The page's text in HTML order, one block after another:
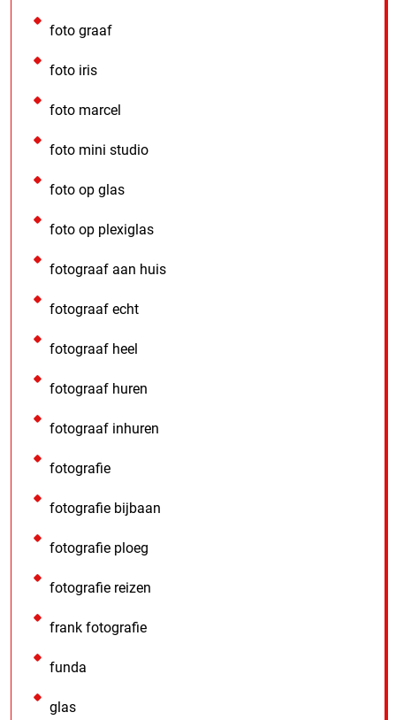
foto graaf
foto iris
foto marcel
foto mini studio
foto op glas
foto op plexiglas
fotograaf aan huis
fotograaf echt
fotograaf heel
fotograaf huren
fotograaf inhuren
fotografie
fotografie bijbaan
fotografie ploeg
fotografie reizen
frank fotografie
funda
glas